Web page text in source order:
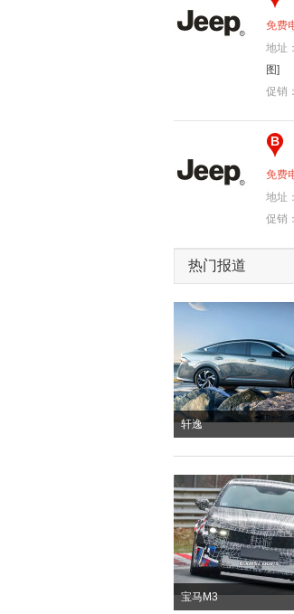
免费
地址：
图]
促销：
B
免费
地址：
促销：
热门报道
轩逸
宝马M3